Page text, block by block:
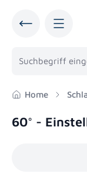
Home
60° -